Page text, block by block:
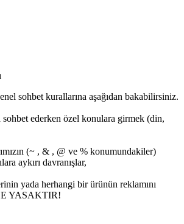
sohbet kurallarına aşağıdan bakabilirsiniz.
sohbet ederken özel konulara girmek (din,
(~ , & , @ ve % konumundakiler)
aykırı davranışlar,
yada herhangi bir ürünün reklamını
YASAKTIR!